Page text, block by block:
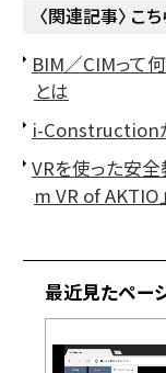
〈関連記事〉 こ
BIM／CIMって
とは
i-Construction
VRを使った安
m VR of AKTIO
最近見たペー